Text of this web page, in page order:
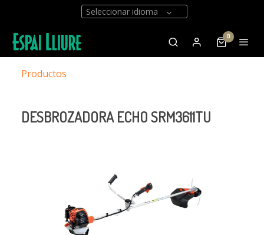
Seleccionar idioma
0
Productos
DESBROZADORA ECHO SRM3611TU